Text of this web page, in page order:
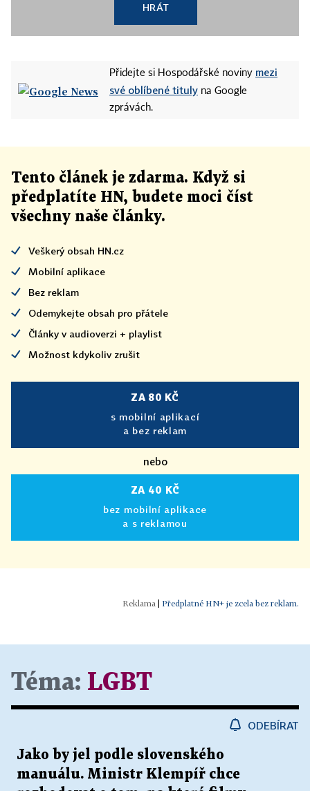
HRÁT
Přidejte si Hospodářské noviny mezi
své oblíbené tituly na Google
zprávách.
Tento článek je zdarma. Když si
předplatíte HN, budete moci číst
všechny naše články.
Veškerý obsah HN.cz
Mobilní aplikace
Bez reklam
Odemykejte obsah pro přátele
Články v audioverzi + playlist
Možnost kdykoliv zrušit
ZA 80 KČ
s mobilní aplikací
a bez reklam
nebo
ZA 40 KČ
bez mobilní aplikace
a s reklamou
| Předplatné HN+ je zcela bez reklam.
Téma: LGBT
ODEBÍRAT
Jako by jel podle slovenského
manuálu. Ministr Klempíř chce